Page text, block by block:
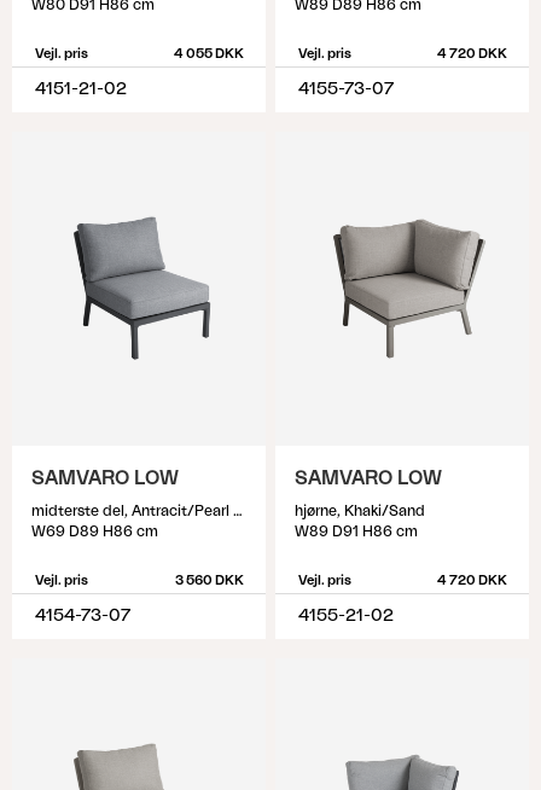
W80 D91 H86 cm
Vejl. pris 4 055 DKK
4151-21-02
W89 D89 H86 cm
Vejl. pris 4 720 DKK
4155-73-07
SAMVARO LOW
midterste del, Antracit/Pearl grey
W69 D89 H86 cm
Vejl. pris 3 560 DKK
4154-73-07
SAMVARO LOW
hjørne, Khaki/Sand
W89 D91 H86 cm
Vejl. pris 4 720 DKK
4155-21-02